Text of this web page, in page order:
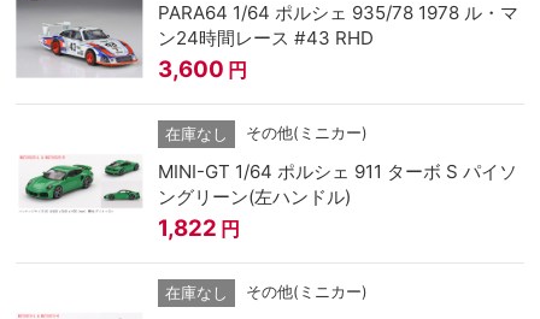
PARA64 1/64 ポルシェ 935/78 1978 ル・マ
ン24時間レース #43 RHD
3,600 円
在庫なし その他(ミニカー)
MINI-GT 1/64 ポルシェ 911 ターボ S パイソ
ングリーン(左ハンドル)
1,822 円
在庫なし その他(ミニカー)